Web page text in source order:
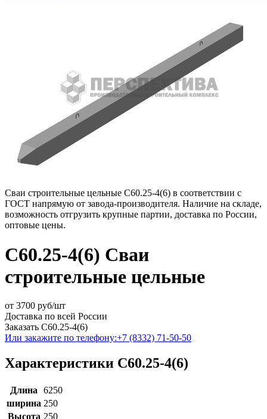
Сваи строительные цельные С60.25-4(6) в соответствии с
ГОСТ напрямую от завода-производителя. Наличие на складе,
возможность отгрузить крупные партии, доставка по России,
оптовые цены.
С60.25-4(6) Сваи
строительные цельные
от 3700 руб/шт
Доставка по всей России
Заказать С60.25-4(6)
Или закажите по телефону:+7 (8332) 71-50-50
Характеристики С60.25-4(6)
Длина
6250
ширина 250
Высота 250